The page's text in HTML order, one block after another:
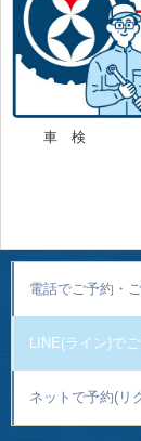
車 検
電話でご予約・
LINE(ライン)で
ネットで予約(リ